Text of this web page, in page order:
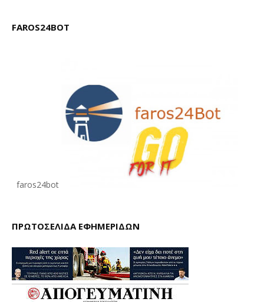
FAROS24BOT
faros24bot
ΠΡΩΤΟΣΕΛΙΔΑ ΕΦΗΜΕΡΙΔΩΝ